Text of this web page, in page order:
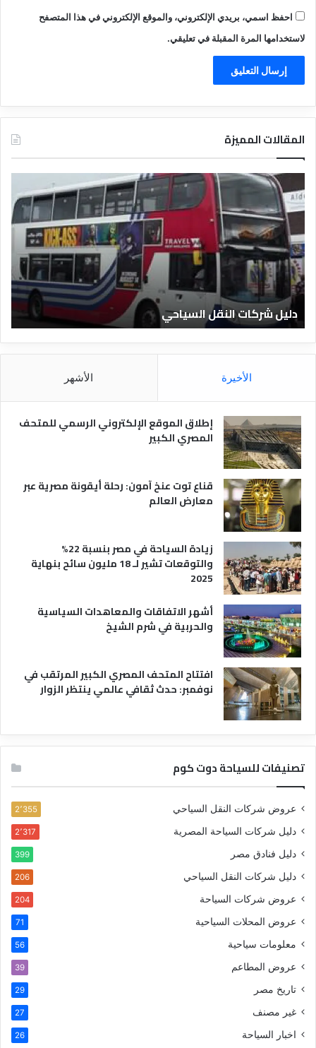
احفظ اسمي، بريدي الإلكتروني، والموقع الإلكتروني في هذا المتصفح
لاستخدامها المرة المقبلة في تعليقي.
المقالات المميزة
ل
ي
ا
ل
ف
ن
ق
ا
ل
ر
ي
ة
دليل الفنادق المصرية
ق
و
الأخيرة الأشهر
إطلاق الموقع الإلكتروني الرسمي للمتحف
المصري الكبير
قناع توت عنخ آمون: رحلة أيقونة مصرية عبر
معارض العالم
زيادة السياحة في مصر بنسبة 22%
والتوقعات تشير لـ 18 مليون سائح بنهاية
2025
أشهر الاتفاقات والمعاهدات السياسية
والحربية في شرم الشيخ
افتتاح المتحف المصري الكبير المرتقب في
نوفمبر: حدث ثقافي عالمي ينتظر الزوار
تصنيفات للسياحة دوت كوم
عروض شركات النقل السياحي 2٬355
دليل شركات السياحة المصرية 2٬317
دليل فنادق مصر 399
دليل شركات النقل السياحي 206
عروض شركات السياحة 204
عروض المحلات السياحية 71
معلومات سياحية 56
عروض المطاعم 39
تاريخ مصر 29
غير مصنف 27
اخبار السياحة 26